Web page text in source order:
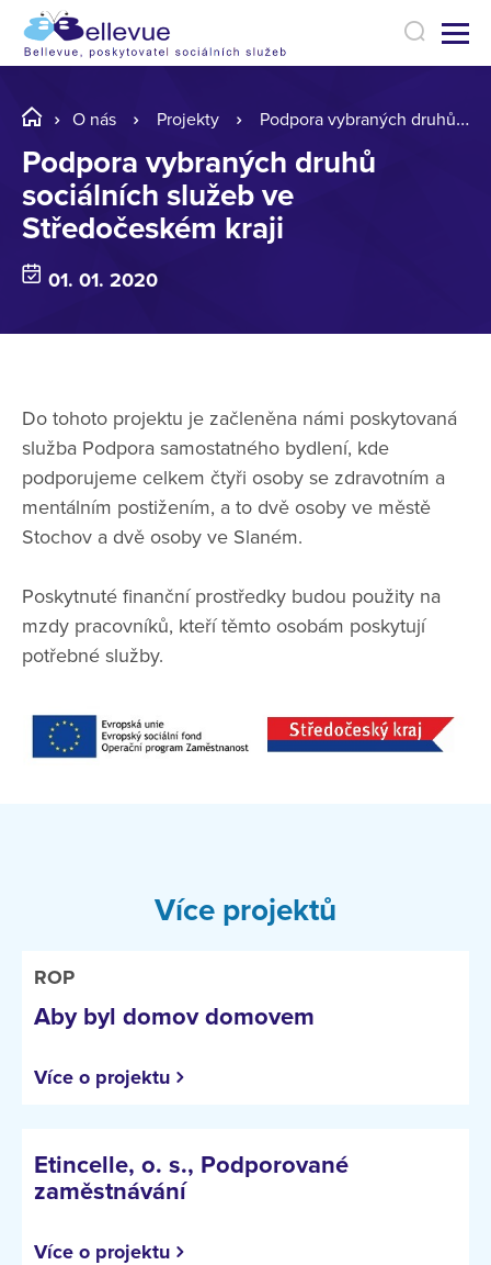
O nás Projekty Podpora vybraných druhů sociálních služeb ve Středočeském kraji
Podpora vybraných druhů
sociálních služeb ve
Středočeském kraji
01. 01. 2020
Do tohoto projektu je začleněna námi poskytovaná
služba Podpora samostatného bydlení, kde
podporujeme celkem čtyři osoby se zdravotním a
mentálním postižením, a to dvě osoby ve městě
Stochov a dvě osoby ve Slaném.
Poskytnuté finanční prostředky budou použity na
mzdy pracovníků, kteří těmto osobám poskytují
potřebné služby.
Více projektů
ROP
Aby byl domov domovem
Více o projektu
Etincelle, o. s., Podporované
zaměstnávání
Více o projektu